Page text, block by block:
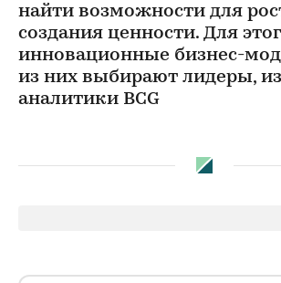
найти возможности для
создания ценности. Для
инновационные бизнес-
из них выбирают лидеры,
аналитики BCG